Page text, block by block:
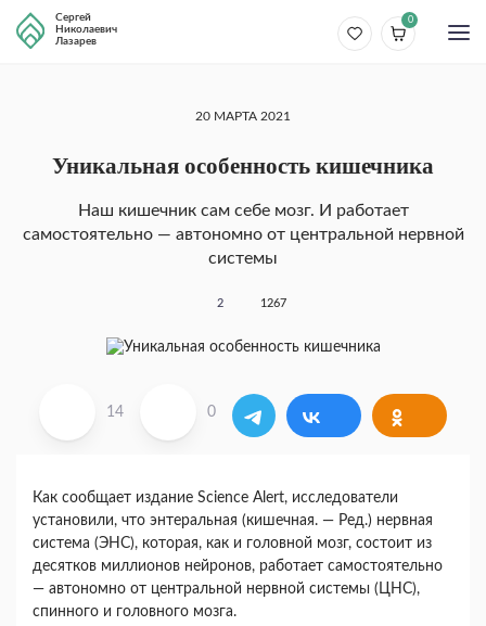
Сергей
Николаевич
Лазарев
0
20 МАРТА 2021
Уникальная особенность кишечника
Наш кишечник сам себе мозг. И работает
самостоятельно — автономно от центральной нервной
системы
2 1267
14 0
Как сообщает издание Science Alert, исследователи
установили, что энтеральная (кишечная. — Ред.) нервная
система (ЭНС), которая, как и головной мозг, состоит из
десятков миллионов нейронов, работает самостоятельно
— автономно от центральной нервной системы (ЦНС),
спинного и головного мозга.